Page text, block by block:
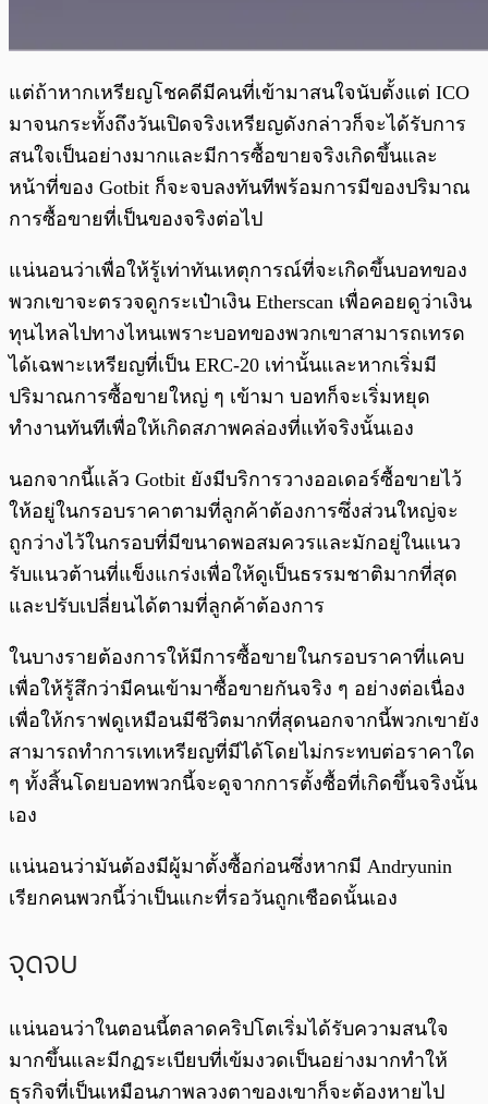
แต่ถ้าหากเหรียญโชคดีมีคนที่เข้ามาสนใจนับตั้งแต่ ICO
มาจนกระทั้งถึงวันเปิดจริงเหรียญดังกล่าวก็จะได้รับการ
สนใจเป็นอย่างมากและมีการซื้อขายจริงเกิดขึ้นและ
หน้าที่ของ Gotbit ก็จะจบลงทันทีพร้อมการมีของปริมาณ
การซื้อขายที่เป็นของจริงต่อไป
แน่นอนว่าเพื่อให้รู้เท่าทันเหตุการณ์ที่จะเกิดขึ้นบอทของ
พวกเขาจะตรวจดูกระเป๋าเงิน Etherscan เพื่อคอยดูว่าเงิน
ทุนไหลไปทางไหนเพราะบอทของพวกเขาสามารถเทรด
ได้เฉพาะเหรียญที่เป็น ERC-20 เท่านั้นและหากเริ่มมี
ปริมาณการซื้อขายใหญ่ ๆ เข้ามา บอทก็จะเริ่มหยุด
ทำงานทันทีเพื่อให้เกิดสภาพคล่องที่แท้จริงนั้นเอง
นอกจากนี้แล้ว Gotbit ยังมีบริการวางออเดอร์ซื้อขายไว้
ให้อยู่ในกรอบราคาตามที่ลูกค้าต้องการซึ่งส่วนใหญ่จะ
ถูกว่างไว้ในกรอบที่มีขนาดพอสมควรและมักอยู่ในแนว
รับแนวต้านที่แข็งแกร่งเพื่อให้ดูเป็นธรรมชาติมากที่สุด
และปรับเปลี่ยนได้ตามที่ลูกค้าต้องการ
ในบางรายต้องการให้มีการซื้อขายในกรอบราคาที่แคบ
เพื่อให้รู้สึกว่ามีคนเข้ามาซื้อขายกันจริง ๆ อย่างต่อเนื่อง
เพื่อให้กราฟดูเหมือนมีชีวิตมากที่สุดนอกจากนี้พวกเขายัง
สามารถทำการเทเหรียญที่มีได้โดยไม่กระทบต่อราคาใด
ๆ ทั้งสิ้นโดยบอทพวกนี้จะดูจากการตั้งซื้อที่เกิดขึ้นจริงนั้น
เอง
แน่นอนว่ามันต้องมีผู้มาตั้งซื้อก่อนซึ่งหากมี Andryunin
เรียกคนพวกนี้ว่าเป็นแกะที่รอวันถูกเชือดนั้นเอง
จุดจบ
แน่นอนว่าในตอนนี้ตลาดคริปโตเริ่มได้รับความสนใจ
มากขึ้นและมีกฏระเบียบที่เข้มงวดเป็นอย่างมากทำให้
ธุรกิจที่เป็นเหมือนภาพลวงตาของเขาก็จะต้องหายไป